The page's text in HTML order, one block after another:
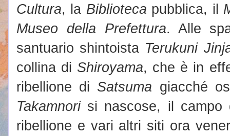
Cultura, la Biblioteca pubblica, il
Museo della Prefettura. Alle
santuario shintoista Terukuni
collina di Shiroyama, che è in
ribellione di Satsuma giacché
Takamnorisi nascose, il campo
ribellione e vari altri siti ora